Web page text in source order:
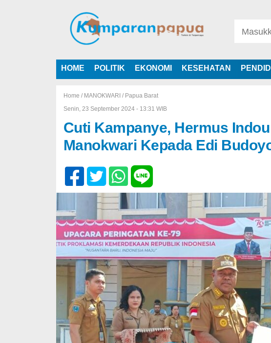
HOME POLITIK EKONOMI KESEHATAN
Home / MANOKWARI / Papua Barat
Senin, 23 September 2024 - 13:31 WIB
Cuti Kampanye, Hermus
Manokwari Kepada Edi